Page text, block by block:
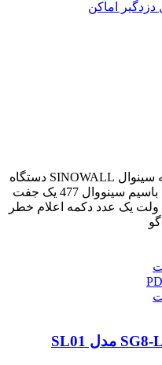
خرید پک کامل دزدگیر اماکن پیشرفته سینوال SINOWALL دستگاه
مرکزی سینووال مدل NS22 چشمی باسیم سینووال 477 یک جفت
مگنت باسیم یک عدد باتری 5 آمپر 12 ولت یک عدد دکمه اعلام خطر